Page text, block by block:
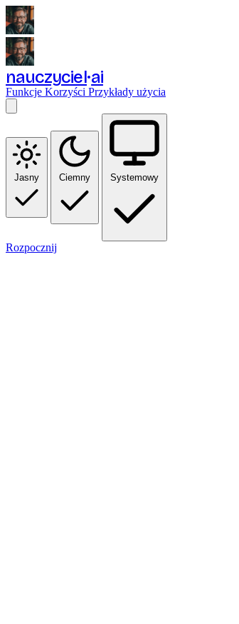
nauczyciel ai
Funkcje Korzyści Przykłady użycia
Jasny Ciemny Systemowy
Rozpocznij